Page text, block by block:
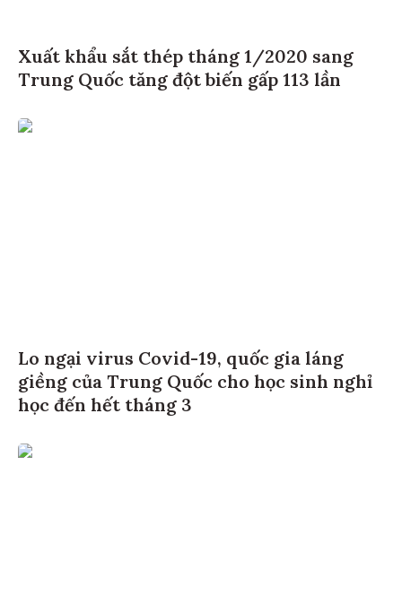
Xuất khẩu sắt thép tháng 1/2020 sang
Trung Quốc tăng đột biến gấp 113 lần
Lo ngại virus Covid-19, quốc gia láng
giềng của Trung Quốc cho học sinh nghỉ
học đến hết tháng 3